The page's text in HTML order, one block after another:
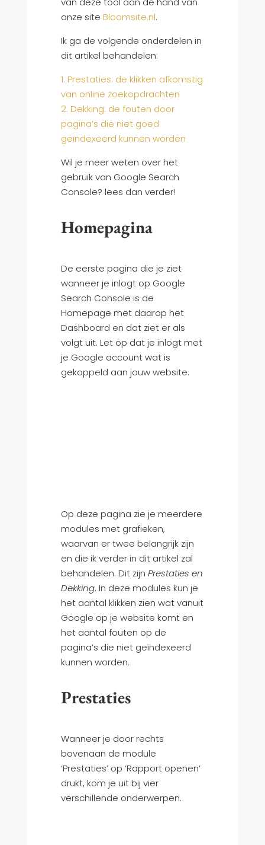
onze site Bloomsite.nl.
Ik ga de volgende onderdelen in
dit artikel behandelen:
1. Prestaties: de klikken afkomstig
van online zoekopdrachten
2. Dekking: de fouten door
pagina’s die niet goed
geïndexeerd kunnen worden
Wil je meer weten over het
gebruik van Google Search
Console? lees dan verder!
Homepagina
De eerste pagina die je ziet
wanneer je inlogt op Google
Search Console is de
Homepage met daarop het
Dashboard en dat ziet er als
volgt uit. Let op dat je inlogt met
je Google account wat is
gekoppeld aan jouw website.
Op deze pagina zie je meerdere
modules met grafieken,
waarvan er twee belangrijk zijn
en die ik verder in dit artikel zal
behandelen. Dit zijn Prestaties en
Dekking. In deze modules kun je
het aantal klikken zien wat vanuit
Google op je website komt en
het aantal fouten op de
pagina’s die niet geïndexeerd
kunnen worden.
Prestaties
Wanneer je door rechts
bovenaan de module
‘Prestaties’ op ‘Rapport openen’
drukt, kom je uit bij vier
verschillende onderwerpen.